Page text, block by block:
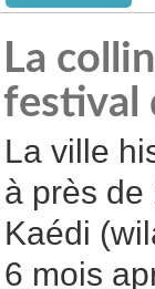
La
festival
La ville
à près de
Kaédi
6 mois